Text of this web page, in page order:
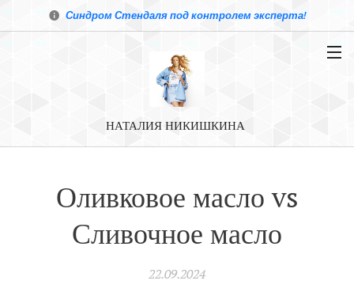
Синдром Стендаля под контролем эксперта!
НАТАЛИЯ НИКИШКИНА
Оливковое масло vs
Сливочное масло
22.09.2024